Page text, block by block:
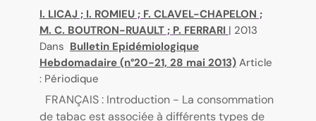
I. LICAJ ; I. ROMIEU ; F. CLAVEL-CHAPELON ;
M. C. BOUTRON-RUAULT ; P. FERRARI | 2013
Dans Bulletin Epidémiologique
Hebdomadaire (n°20-21, 28 mai 2013) Article
: Périodique
FRANÇAIS : Introduction - La consommation
de tabac est associée à différents types de